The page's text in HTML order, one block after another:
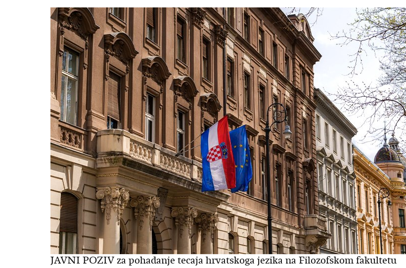
JAVNI POZIV za pohadanje tecaja hrvatskoga jezika na Filozofskom fakultetu